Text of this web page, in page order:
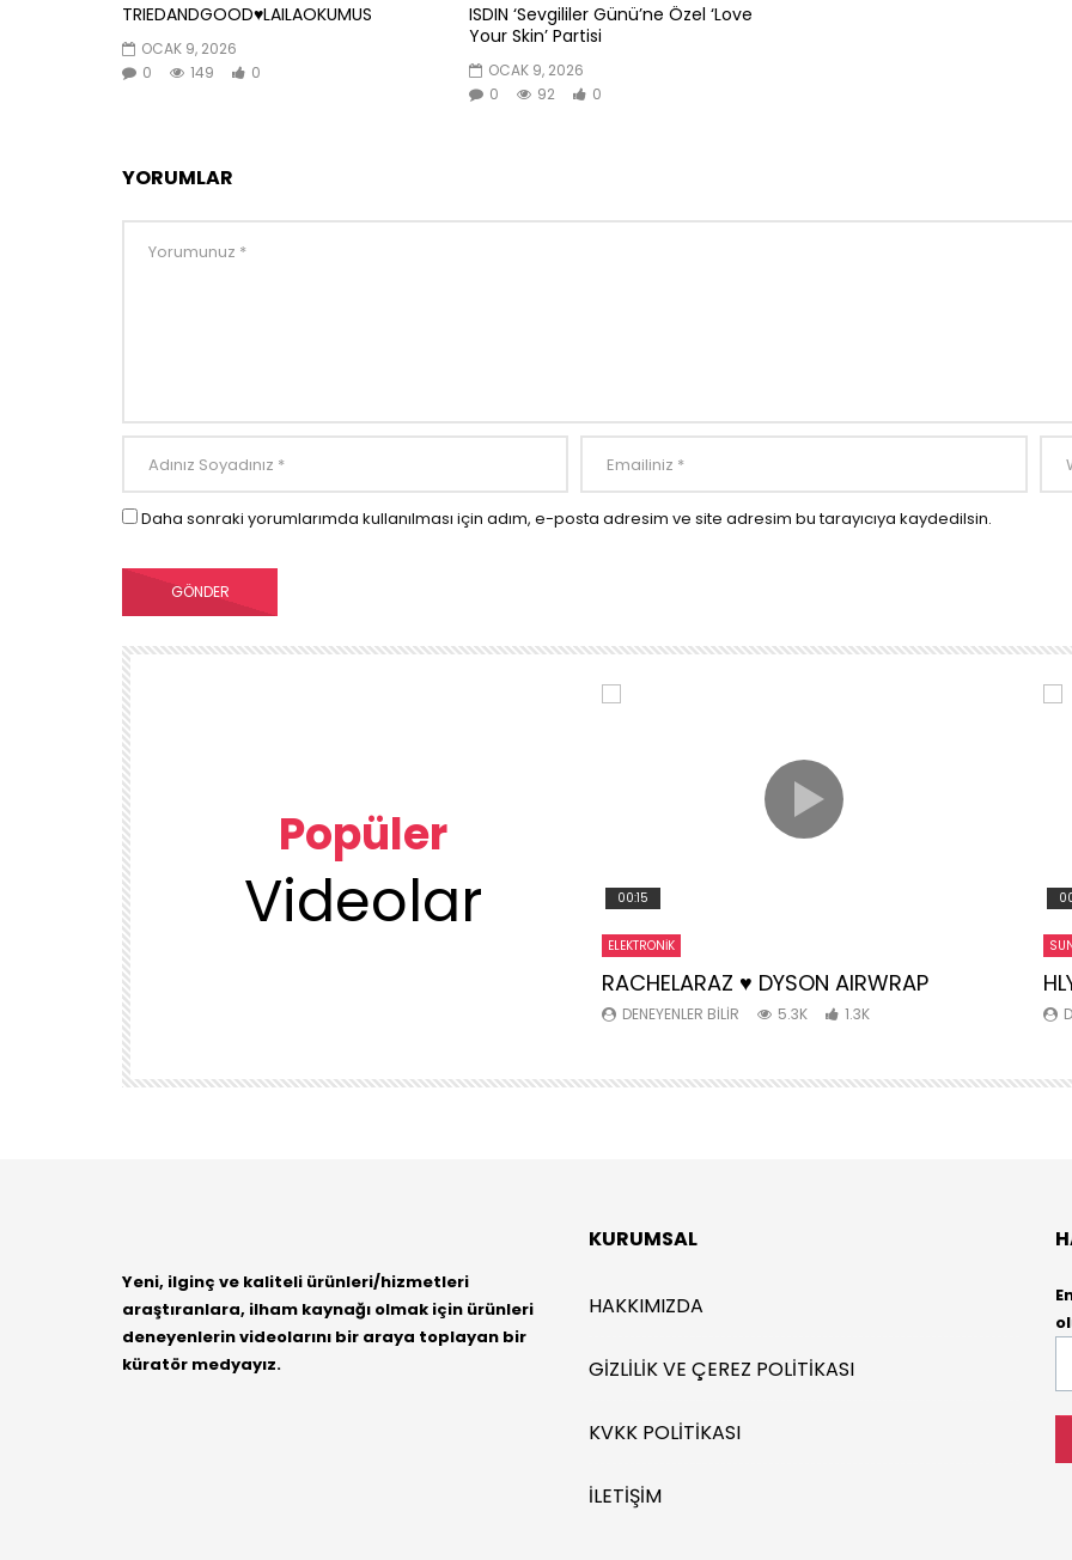
TRIEDANDGOOD♥️LAILAOKUMUS
OCAK 9, 2026
0
149 0
ISDIN ‘Sevgililer Günü’ne Özel ‘Love
Your Skin’ Partisi
OCAK 9, 2026
0
92 0
YORUMLAR
Daha sonraki yorumlarımda kullanılması için adım, e-posta adresim ve site adresim bu tarayıcıya kaydedilsin.
Popüler
Videolar 00:15
ELEKTRONIK
RACHELARAZ ♥️ DYSON AIRWRAP
DENEYENLER BILIR 5.3K 1.3K
Yeni, ilginç ve kaliteli ürünleri/hizmetleri
araştıranlara, ilham kaynağı olmak için ürünleri
deneyenlerin videolarını bir araya toplayan bir
küratör medyayız.
KURUMSAL
HAKKIMIZDA
GIZLILIK VE ÇEREZ POLITIKASI
KVKK POLITIKASI
İLETIŞIM